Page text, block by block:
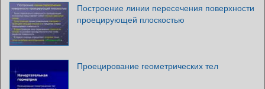
Построение линии пересечения поверхности
проецирующей плоскостью
Проецирование геометрических тел